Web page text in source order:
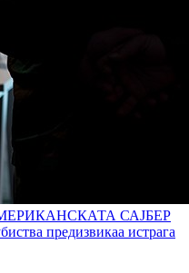
САЈБЕР
предизвикаа истрага